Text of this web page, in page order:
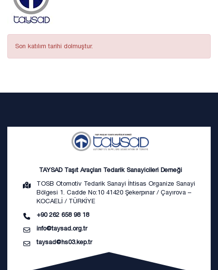
Son katılım tarihi dolmuştur.
TAYSAD Taşıt Araçları Tedarik Sanayicileri Derneği
TOSB Otomotiv Tedarik Sanayi İhtisas Organize Sanayi
Bölgesi 1. Cadde No:10 41420 Şekerpınar / Çayırova –
KOCAELİ / TÜRKİYE
+90 262 658 98 18
info@taysad.org.tr
taysad@hs03.kep.tr